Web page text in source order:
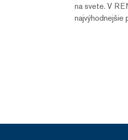
na svete. V
najvýhodnejšie